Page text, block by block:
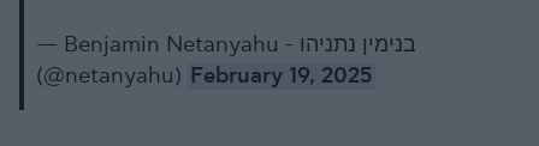
— Benjamin Netanyahu - בנימין נתניהו
(@netanyahu) February 19, 2025